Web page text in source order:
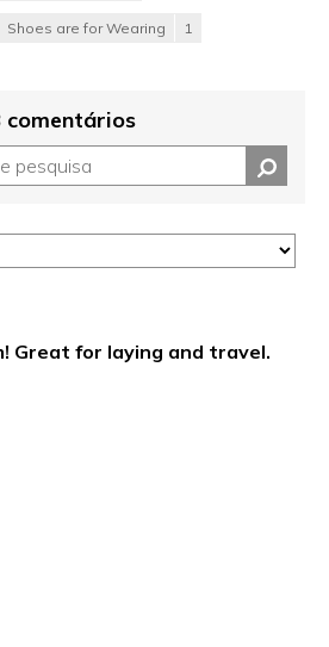
Shoes are for Wearing 1
comentários
Great for laying and travel.